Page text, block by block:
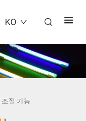
KO
조절 가능